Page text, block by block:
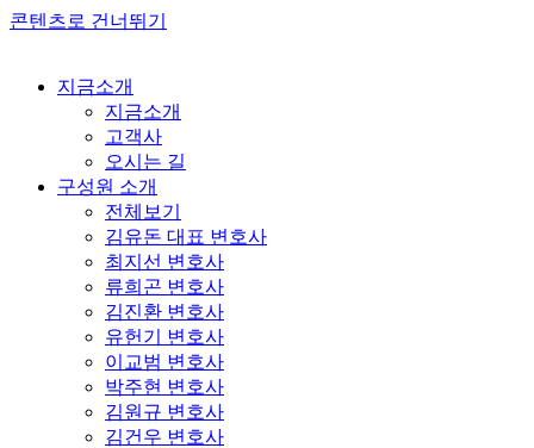
콘텐츠로 건너뛰기
지금소개
지금소개
고객사
오시는 길
구성원 소개
전체보기
김유돈 대표 변호사
최지선 변호사
류희곤 변호사
김진환 변호사
유헌기 변호사
이교범 변호사
박주현 변호사
김원규 변호사
김건우 변호사